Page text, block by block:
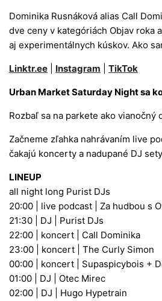
Dominika Rusnáková alias Call
dve ceny v kategóriách Objav roka
aj experimentálnych kúskov. Ako
Linktr.ee Instagram TikTok
Urban Market Saturday Night sa
Rozbaľ sa na parkete ako
Začneme zľahka nahrávaním live
čakajú koncerty a nadupané DJ
LINEUP
all night long Purist DJs
20:00 | live podcast |
Za hudbou s
21:30 | DJ | Purist DJs
22:00 | koncert | Call Dominika
23:00 | koncert | The Curly Simon
00:00 | koncert | Supaspicybois +
01:00 | DJ | Otec Mirec
02:00 | DJ | Hugo Hypetrain